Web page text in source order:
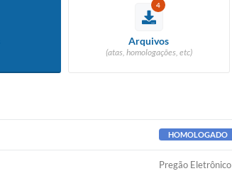
4
Arquivos
(atas, homologações, etc)
HOMOLOGADO
Pregão Eletrônico